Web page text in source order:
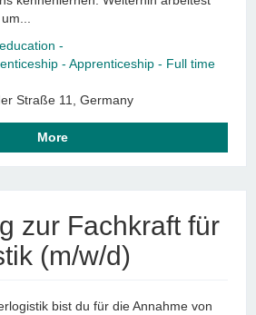
-
- Apprenticeship - Full time
Straße 11, Germany
More
zur Fachkraft für
(m/w/d)
bist du für die Annahme von